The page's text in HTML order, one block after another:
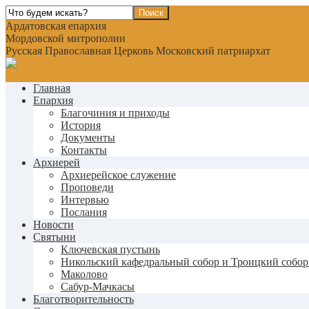
Ардатовская епархия
Мордовской митрополии
Русская Православная Церковь Московский патриархат
Главная
Епархия
Благочиния и приходы
История
Документы
Контакты
Архиерей
Архиерейское служение
Проповеди
Интервью
Послания
Новости
Святыни
Ключевская пустынь
Никольский кафедральный собор и Троицкий собор
Маколово
Сабур-Мачкасы
Благотворительность